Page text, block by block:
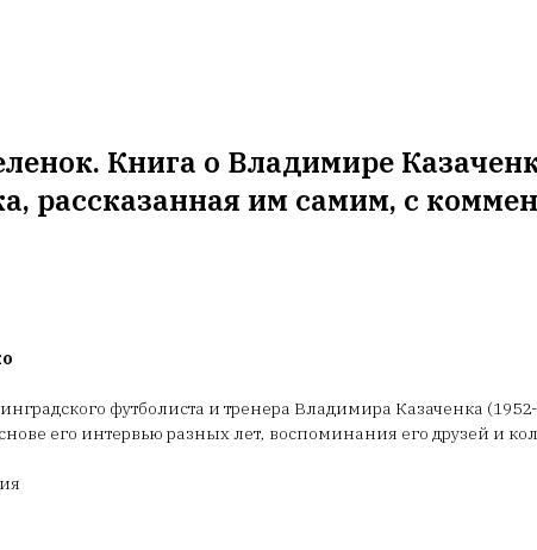
Книга о Владимире
рассказанная им самим, с
футболиста и тренера Владимира Казаченка
его интервью разных лет, воспоминания его друзей и